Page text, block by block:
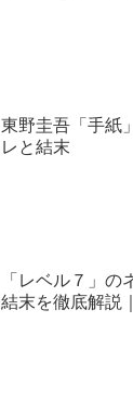
東野圭吾「手紙
レと結末
「レベル７」の
結末を徹底解説